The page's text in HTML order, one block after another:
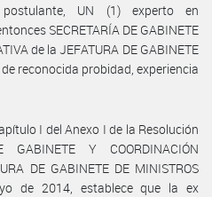
UN (1) experto en
SECRETARÍA DE GABINETE
de la JEFATURA DE GABINETE
de reconocida probidad, experiencia
I del Anexo I de la Resolución
Y COORDINACIÓN
DE GABINETE DE MINISTROS
de 2014, establece que la ex